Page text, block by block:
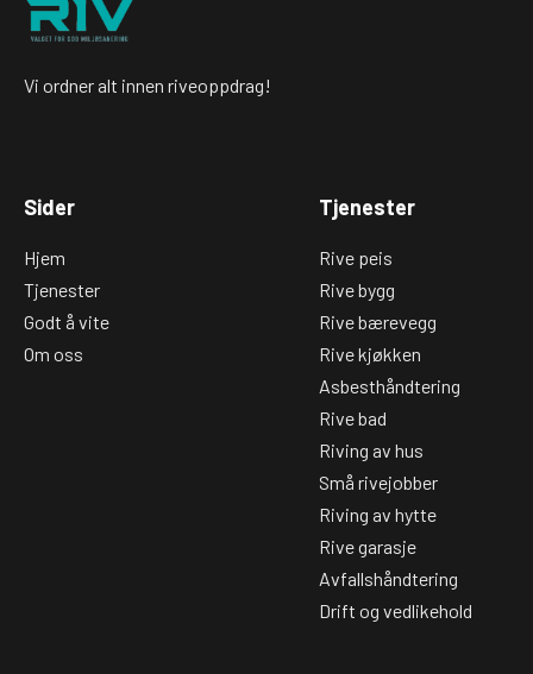
Vi ordner alt innen riveoppdrag!
Sider
Hjem
Tjenester
Godt å vite
Om oss
Tjenester
Rive peis
Rive bygg
Rive bærevegg
Rive kjøkken
Asbesthåndtering
Rive bad
Riving av hus
Små rivejobber
Riving av hytte
Rive garasje
Avfallshåndtering
Drift og vedlikehold